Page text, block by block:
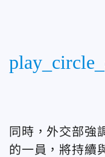
同時，外交部強
的一員，將持續